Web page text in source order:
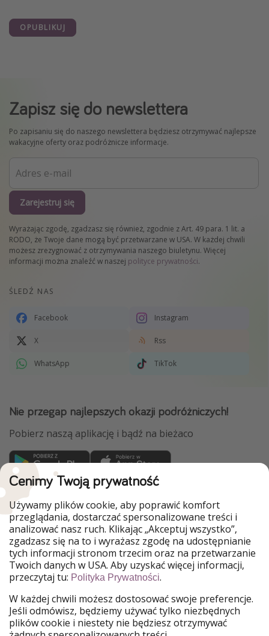
OPUBLIKUJ
Zapisz się do newslettera
Po zapisaniu się do naszego newslettera będziesz otrzymywać najlepsze
wakacyjne oferty oraz podróżnicze informacje.
Zarejestruj się
Wyrażając zgodę, zgadzasz się również, zgodnie z Art. 49 para. 1 lit. a
RODO, że Twoje dane mogą być przetwarzane w USA. W każdej chwili
możesz zrezygnować z otrzymywania naszego biuletynu. Więcej
informacji można znaleźć w naszej polityce prywatności.
ŚLEDŹ NAS
Facebook Instagram
X Rss
WhatsApp TikTok
Nie przegap najlepszych okazji podróżniczych!
Pobierz naszą aplikację i bądź na bieżaco
WakacyjniPiraci są częścią Grupy HolidayPirates
Nasze rynki
PiratinViaggio
HolidayPirates
VakantiePiraten
VoyagesPirates
Ferienpiraten
Urlaubspiraten
Urlaubspiraten
ViajerosPiratas
TravelPirates
Nasza grupa
HolidayPirates Group
Cenimy Twoją prywatność
Używamy plików cookie, aby poprawić komfort
przeglądania, dostarczać spersonalizowane treści i
analizować nasz ruch. Klikając „Akceptuj wszystko”,
zgadzasz się na to i wyrażasz zgodę na udostępnianie
tych informacji stronom trzecim oraz na przetwarzanie
Twoich danych w USA. Aby uzyskać więcej informacji,
przeczytaj tu: Polityka Prywatności.
W każdej chwili możesz dostosować swoje preferencje.
Jeśli odmówisz, będziemy używać tylko niezbędnych
plików cookie i niestety nie będziesz otrzymywać